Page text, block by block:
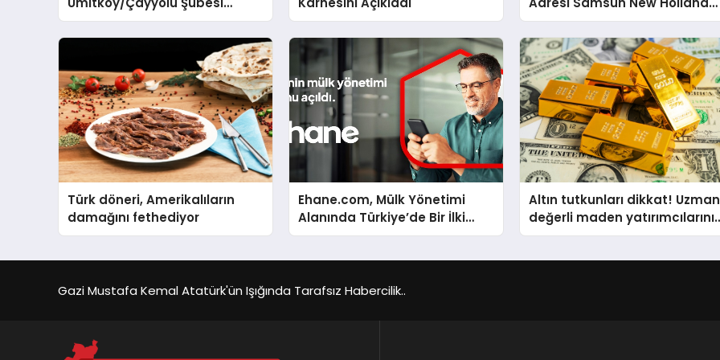
Açıldı!
Bayi
Türk döneri, Amerikalıların
damağını fethediyor
Ehane.com, Mülk Yönetimi
Alanında Türkiye’de Bir İlki
Gerçekleştirmek İçin Yayında
Altın tutkunları dikkat!
değerli maden yatırımcılarını
uyardı!
Gazi Mustafa Kemal Atatürk'ün Işığında Tarafsız Habercilik..